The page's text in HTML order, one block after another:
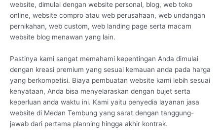
website, dimulai dengan website personal, blog, web toko
online, website compro atau web perusahaan, web undangan
pernikahan, web custom, web landing page serta macam
website blog menawan yang lain.
Pastinya kami sangat memahami kepentingan Anda dimulai
dengan kreasi premium yang sesuai kemauan anda pada harga
yang berkompetisi. Biaya pembuatan website kami lebih sesuai
kenyataan, Anda bisa menyelaraskan dengan bujet serta
keperluan anda waktu ini. Kami yaitu penyedia layanan jasa
website di Medan Tembung yang sarat dengan tanggung-
jawab dari pertama planning hingga akhir kontrak.